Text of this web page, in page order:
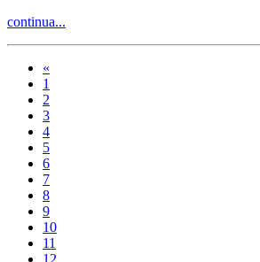
continua...
«
1
2
3
4
5
6
7
8
9
10
11
12